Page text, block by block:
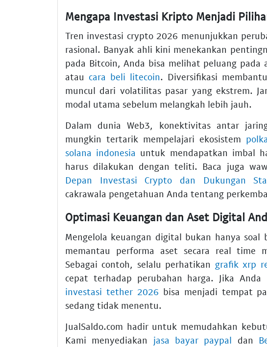
Mengapa Investasi Kripto Menjadi
Tren investasi crypto 2026 menunjukkan
rasional. Banyak ahli kini menekankan
pada Bitcoin, Anda bisa melihat peluang pada
atau cara beli litecoin. Diversifikasi
muncul dari volatilitas pasar yang ekstrem.
modal utama sebelum melangkah lebih jauh.
Dalam dunia Web3, konektivitas antar
mungkin tertarik mempelajari ekosistem
solana indonesia untuk mendapatkan imbal
harus dilakukan dengan teliti. Baca juga
Depan Investasi Crypto dan Dukungan
cakrawala pengetahuan Anda tentang
Optimasi Keuangan dan Aset Digital
Mengelola keuangan digital bukan hanya
memantau performa aset secara real time
Sebagai contoh, selalu perhatikan grafik xrp
cepat terhadap perubahan harga. Jika
investasi tether 2026 bisa menjadi tempat
sedang tidak menentu.
JualSaldo.com hadir untuk memudahkan
Kami menyediakan jasa bayar paypal dan